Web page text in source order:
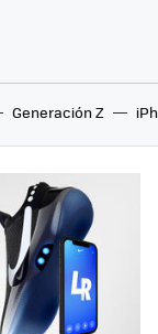
Generación Z